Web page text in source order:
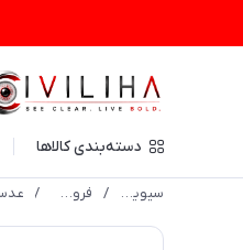
دسته‌بندی کالاها
سیویلیها / فروشگاه /